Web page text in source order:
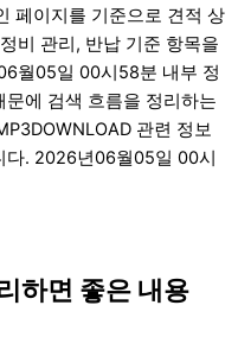
페이지를 기준으로 견적 상
비 관리, 반납 기준 항목을
월05일 00시58분 내부 정
에 검색 흐름을 정리하는
관련 정보
다. 2026년06월05일 00시
하면 좋은 내용